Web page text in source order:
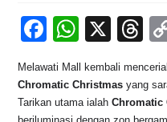
F
c
e
W
at
s
X
T
e
a
Melawati Mall kembali
Chromatic Christmas yang
Tarikan utama ialahChromatic